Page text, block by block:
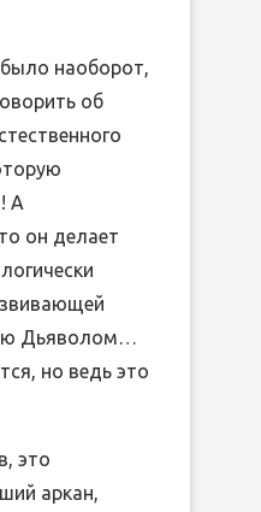
наоборот,
об
А
он делает
Дьяволом…
но ведь это
это
аркан,